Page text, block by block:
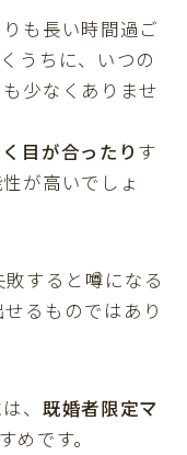
も長い時間過ご
うちに、いつの
少なくありませ
目が合ったり す
が高いでしょ
すると噂になる
るものではあり
、 既婚者限定マ
めです。